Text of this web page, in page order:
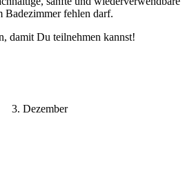
Badezimmer fehlen darf.
damit Du teilnehmen kannst!
3. Dezember